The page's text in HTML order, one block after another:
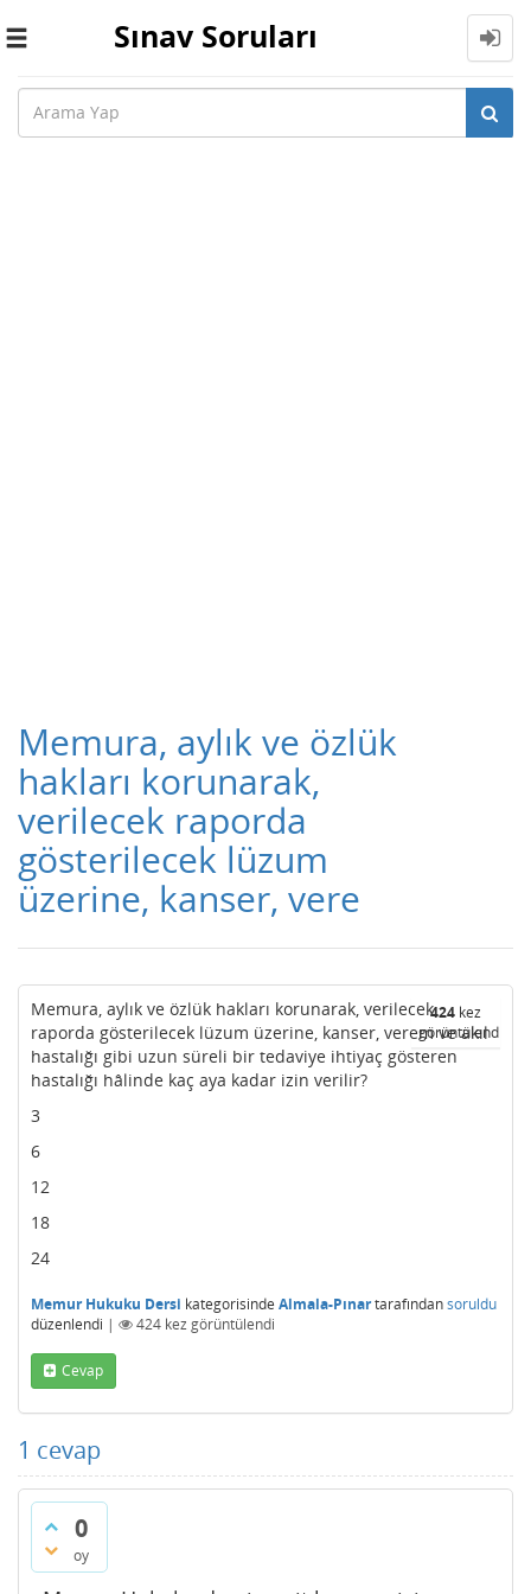
Toggle
Sınav Soruları
Memura, aylık ve özlük
hakları korunarak,
verilecek raporda
gösterilecek lüzum
üzerine, kanser, vere
424 kez
görüntülendi
Memura, aylık ve özlük hakları korunarak, verilecek
raporda gösterilecek lüzum üzerine, kanser, verem ve akıl
hastalığı gibi uzun süreli bir tedaviye ihtiyaç gösteren
hastalığı hâlinde kaç aya kadar izin verilir?
3
6
12
18
24
Memur Hukuku Dersi kategorisinde Almala-Pınartarafındansoruldu
düzenlendi | 424 kez görüntülendi
Cevap
1 cevap
0
oy